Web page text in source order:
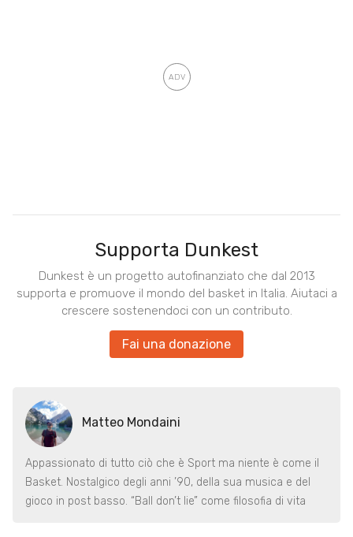
Supporta Dunkest
Dunkest è un progetto autofinanziato che dal 2013
supporta e promuove il mondo del basket in Italia. Aiutaci a
crescere sostenendoci con un contributo.
Fai una donazione
Matteo Mondaini
Appassionato di tutto ciò che è Sport ma niente è come il
Basket. Nostalgico degli anni ’90, della sua musica e del
gioco in post basso. “Ball don’t lie” come filosofia di vita